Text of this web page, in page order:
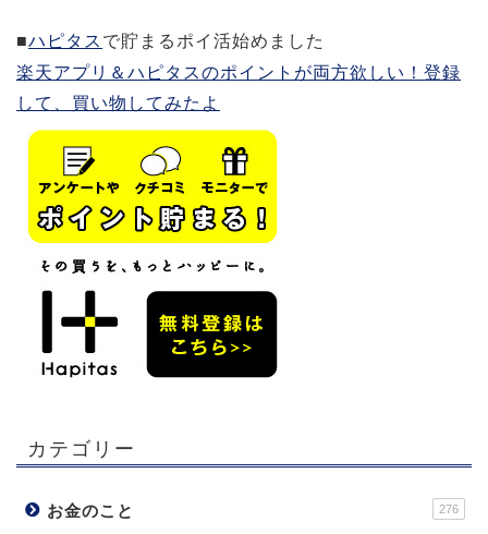
■ハピタス で貯まるポイ活始めました
楽天アプリ＆ハピタスのポイントが両方欲しい！登録
して、買い物してみたよ
カテゴリー
お金のこと 276